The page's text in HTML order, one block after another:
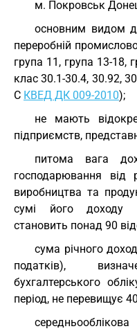
м. Покровськ
основним видом
переробній
група 11, група 13-18,
клас 30.1-30.4, 30.92,
C КВЕД ДК 009-2010);
не мають
підприємств,
питома вага
господарювання від
виробництва та
сумі його доходу
становить понад 90
сума річного
податків),
бухгалтерського
період, не перевищує